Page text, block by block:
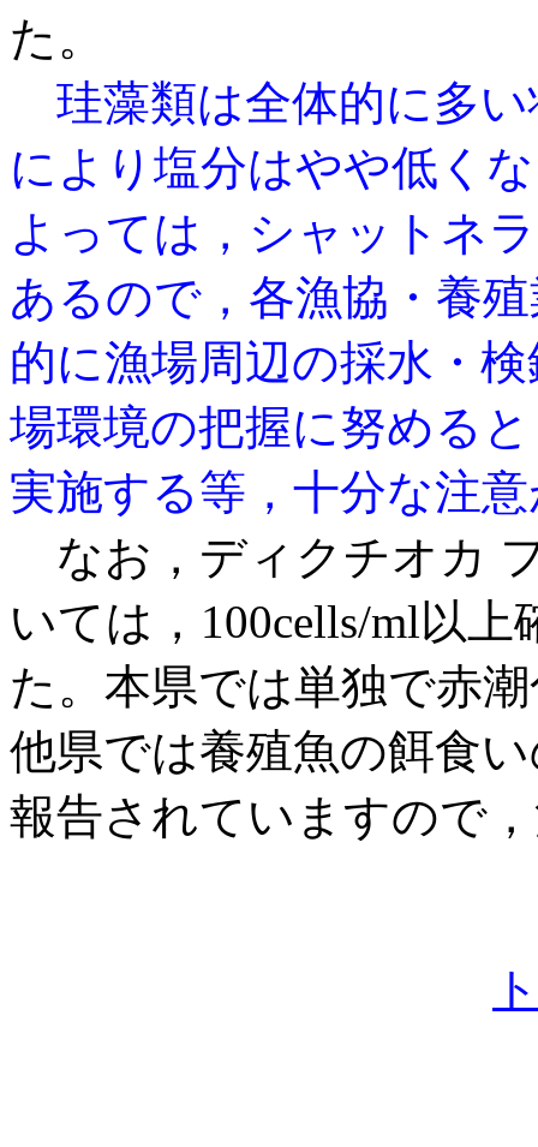
た。
珪藻類は全体的に多
により塩分はやや低く
よっては，シャットネ
あるので，各漁協・養
的に漁場周辺の採水・
場環境の把握に努める
実施する等，十分な注
なお，ディクチオカ
いては，100cells/ml以
た。本県では単独で赤
他県では養殖魚の餌食
報告されていますので